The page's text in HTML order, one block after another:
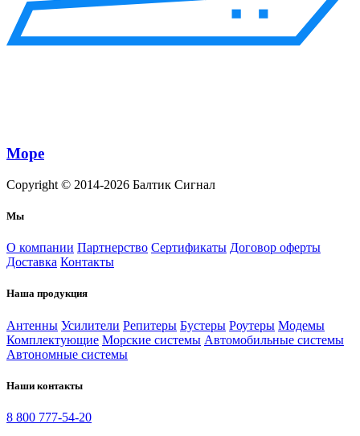
Море
Copyright © 2014-2026 Балтик Сигнал
Мы
О компании Партнерство Сертификаты Договор оферты
Доставка Контакты
Наша продукция
Антенны Усилители Репитеры Бустеры Роутеры Модемы
Комплектующие Морские системы Автомобильные системы
Автономные системы
Наши контакты
8 800 777-54-20